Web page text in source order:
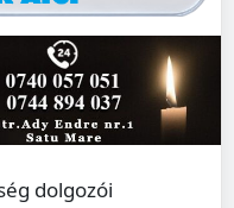
dolgozói